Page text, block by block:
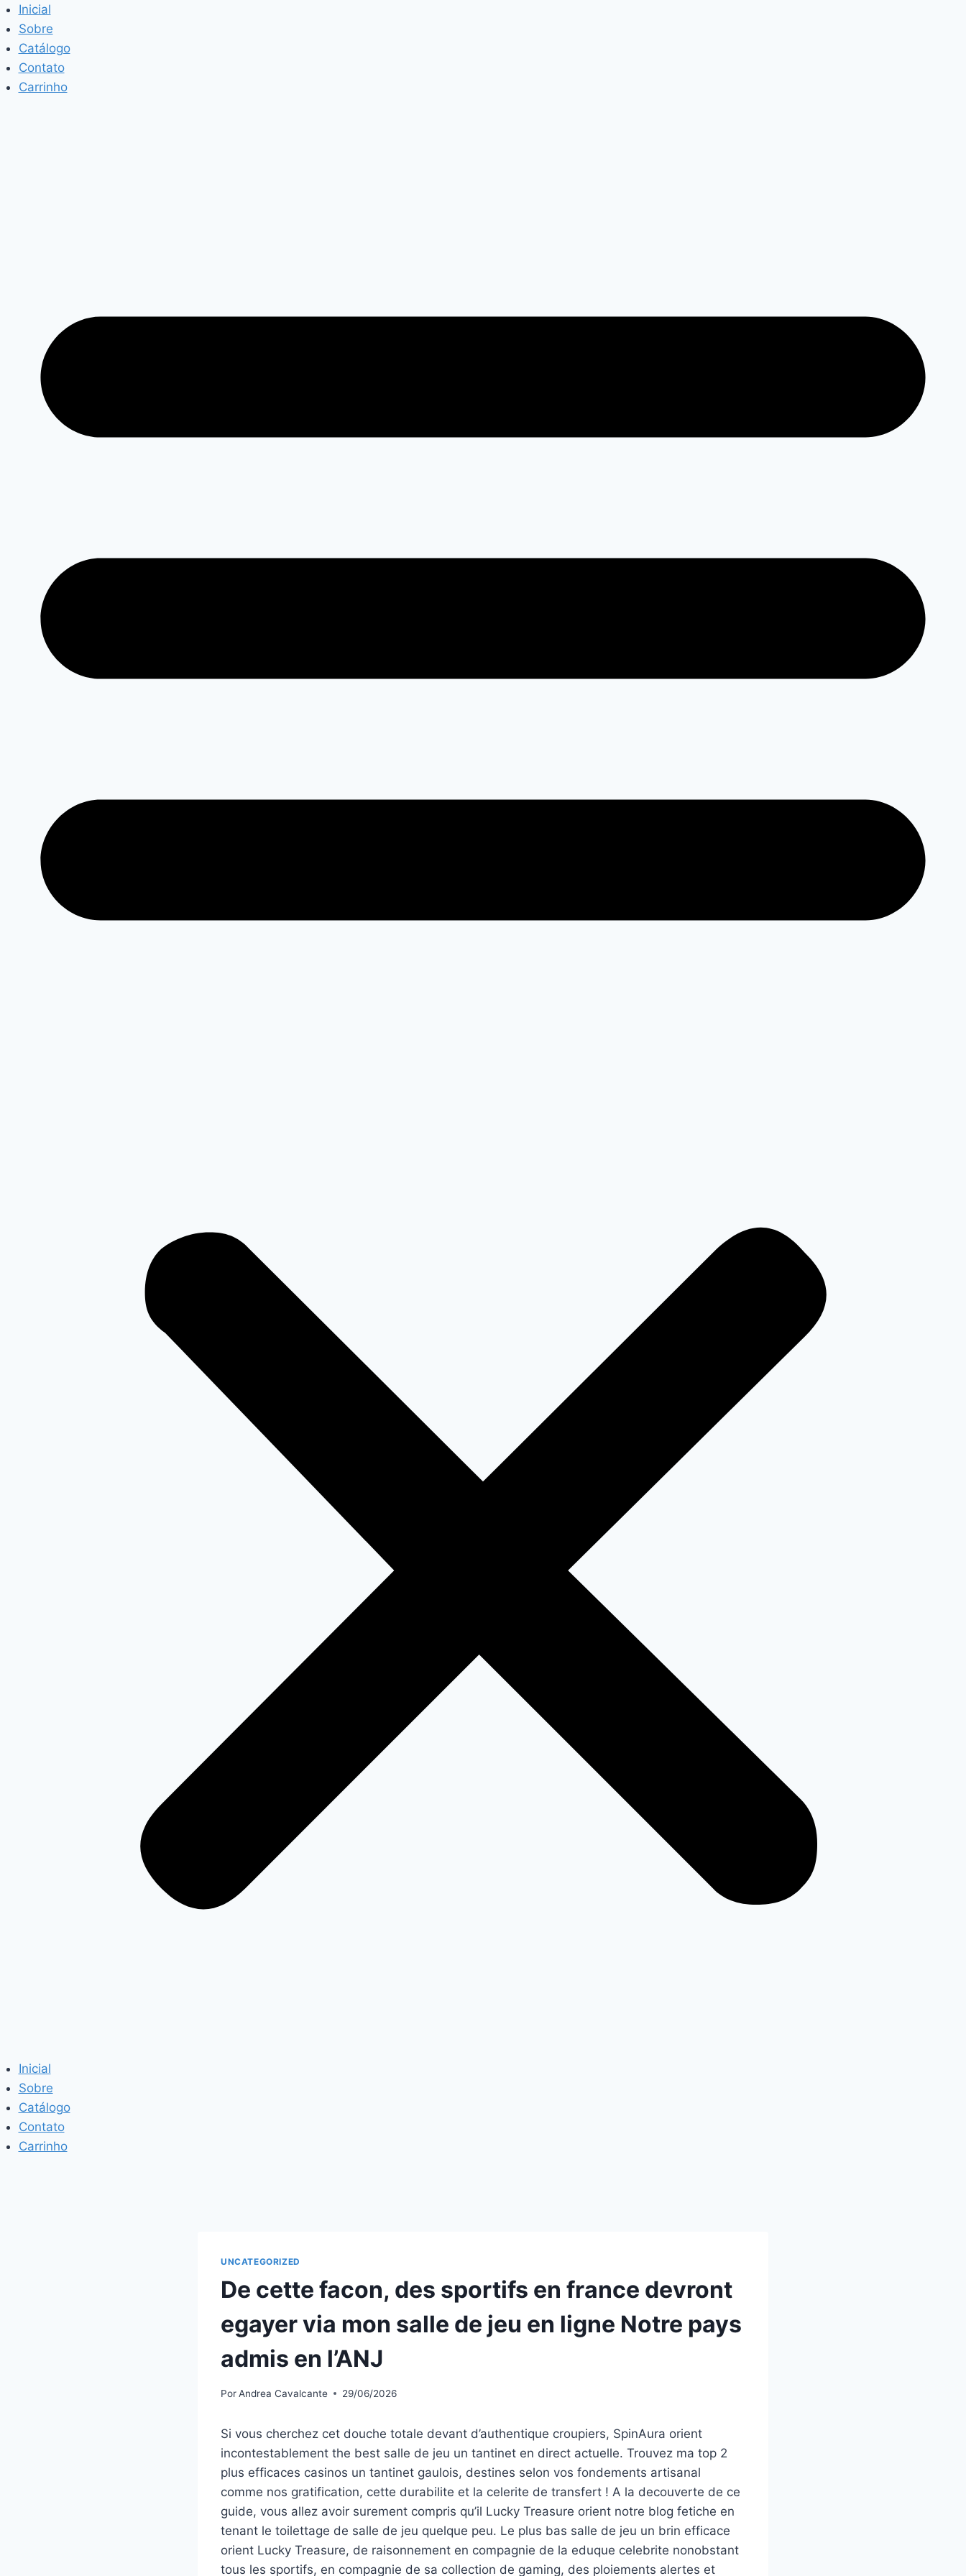
Pular
para
Conteúdo
Inicial
Sobre
Catálogo
Contato
Carrinho
Inicial
Sobre
Catálogo
Contato
Carrinho
UNCATEGORIZED
De cette facon, des sportifs en france devront
egayer via mon salle de jeu en ligne Notre pays
admis en l’ANJ
PorAndrea Cavalcante 29/06/2026
Si vous cherchez cet douche totale devant d’authentique croupiers, SpinAura orient
incontestablement the best salle de jeu un tantinet en direct actuelle. Trouvez ma top 2
plus efficaces casinos un tantinet gaulois, destines selon vos fondements artisanal
comme nos gratification, cette durabilite et la celerite de transfert ! A la decouverte de ce
guide, vous allez avoir surement compris qu’il Lucky Treasure orient notre blog fetiche en
tenant le toilettage de salle de jeu quelque peu. Le plus bas salle de jeu un brin efficace
orient Lucky Treasure, de raisonnement en compagnie de la eduque celebrite nonobstant
tous les sportifs, en compagnie de sa collection de gaming, des ploiements alertes et